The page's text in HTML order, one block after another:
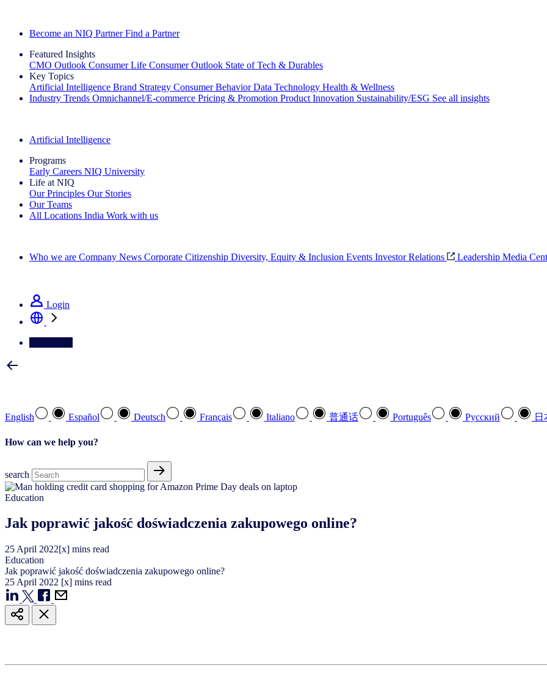
Become an NIQ Partner Find a Partner
Featured Insights
CMO Outlook Consumer Life Consumer Outlook State of Tech & Durables
Key Topics
Artificial Intelligence Brand Strategy Consumer Behavior Data Technology Health & Wellness
Industry Trends Omnichannel/E-commerce Pricing & Promotion Product Innovation Sustainability/ESG See all insights
Artificial Intelligence
Programs
Early Careers NIQ University
Life at NIQ
Our Principles Our Stories
Our Teams
All Locations India Work with us
Who we are Company News Corporate Citizenship Diversity, Equity & Inclusion Events Investor Relations Leadership Media
Login
English Español Deutsch Français Italiano 普通话 Português Pусский 日
How can we help you?
search
Education
Jak poprawić jakość doświadczenia zakupowego online?
25 April 2022[x] mins read
Education
Jak poprawić jakość doświadczenia zakupowego online?
25 April 2022 [x] mins read